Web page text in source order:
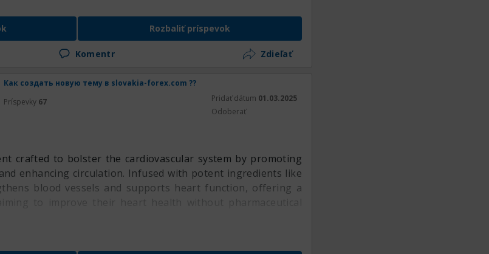
Rozbaliť príspevok
Komentr Zdieľať
Как создать новую тему в slovakia-forex.com ??
Príspevky 67 Pridať dátum 01.03.2025
Odoberať
crafted to bolster the cardiovascular system by promoting
enhancing circulation. Infused with potent ingredients like
blood vessels and supports heart function, offering a
to improve their heart health without pharmaceutical